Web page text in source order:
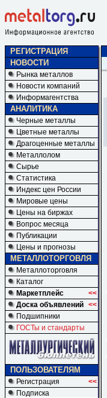
РЕГИСТРАЦИЯ
НОВОСТИ
Рынка металлов
Новости компаний
Информагентства
АНАЛИТИКА
Черные металлы
Цветные металлы
Драгоценные металлы
Металлолом
Сырье
Статистика
Индекс цен России
Мировые цены
Цены на биржах
Вопрос месяца
Публикации
Цены и прогнозы
МЕТАЛЛОТОРГОВЛЯ
Металлоторговля
Каталог
Маркетплейс
<<
Доска объявлений <<
Подшипники
ГОСТы и стандарты
ПОЛЬЗОВАТЕЛЯМ
Регистрация
<<
Подписка